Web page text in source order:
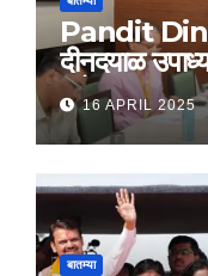
Pandit
दीनदयाळ
महोत्सव, 22-
16 APRIL 2025
बातम्या